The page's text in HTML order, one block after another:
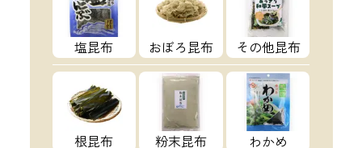
塩昆布 おぼろ昆布 その他昆布
根昆布 粉末昆布 わかめ